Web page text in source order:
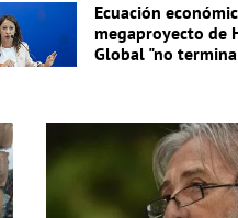
Ecuación
megaproyecto de
Global "no